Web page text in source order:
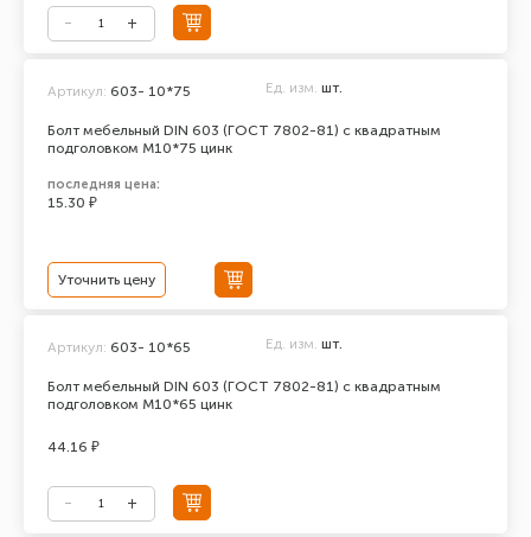
Болт мебельный DIN 603 (ГОСТ 7802-81) с квадратным
подголовком М10*75 цинк
Артикул: 603- 10*75 Ед. изм. шт.
последняя цена:
15.30 ₽
Уточнить цену
Болт мебельный DIN 603 (ГОСТ 7802-81) с квадратным
подголовком М10*65 цинк
Артикул: 603- 10*65 Ед. изм. шт.
44.16 ₽